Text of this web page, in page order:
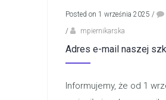
Posted on 1 września 2025 /
/
mpiernikarska
Adres e-mail naszej
Informujemy, że od 1